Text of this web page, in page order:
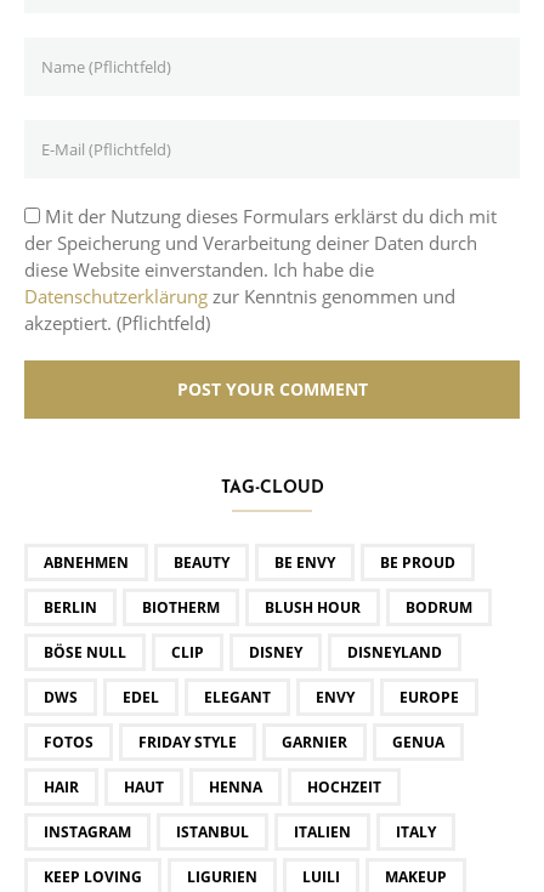
Mit der Nutzung dieses Formulars erklärst du dich mit
der Speicherung und Verarbeitung deiner Daten durch
diese Website einverstanden. Ich habe die
Datenschutzerklärung zur Kenntnis genommen und
akzeptiert. (Pflichtfeld)
TAG-CLOUD
ABNEHMEN BEAUTY BE ENVY BE PROUD
BERLIN BIOTHERM BLUSH HOUR BODRUM
BÖSE NULL CLIP DISNEY DISNEYLAND
DWS EDEL ELEGANT ENVY EUROPE
FOTOS FRIDAY STYLE GARNIER GENUA
HAIR HAUT HENNA HOCHZEIT
INSTAGRAM ISTANBUL ITALIEN ITALY
KEEP LOVING LIGURIEN LUILI MAKEUP